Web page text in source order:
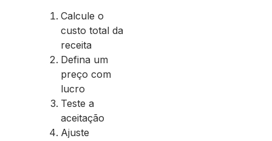
Calcule o
custo total da
receita
Defina um
preço com
lucro
Teste a
aceitação
Ajuste